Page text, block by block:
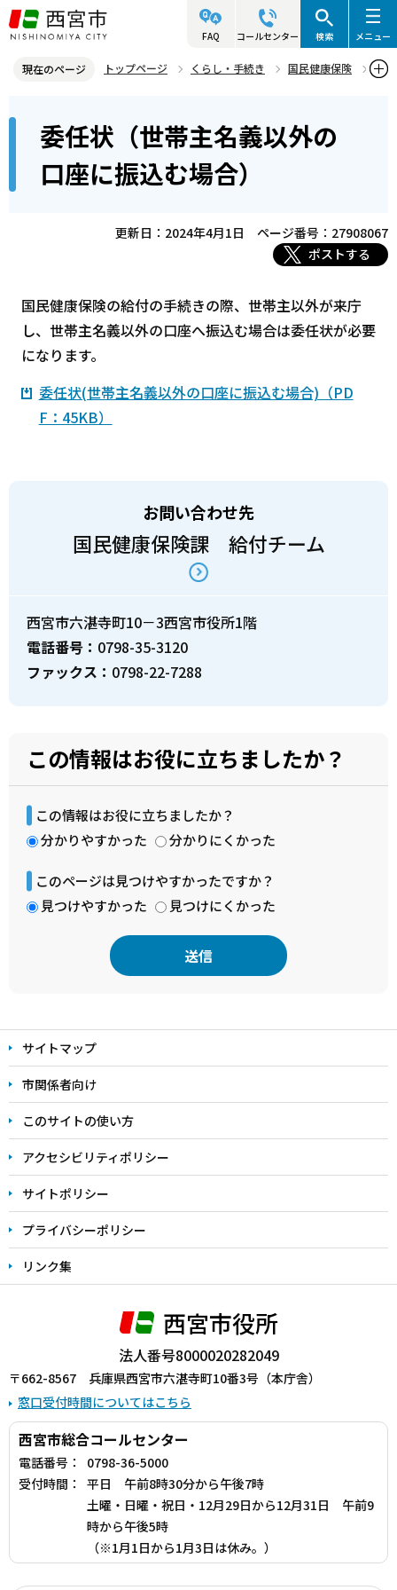
こ
の
ジ
頭
FAQ コールセンター 検索 メニュー
現在のページ トップページ くらし・手続き
国民健康保険
委任状（世帯主名義以外の口座に振込む場合）
委任状（世帯主名義以外の
口座に振込む場合）
更新日：2024年4月1日
ページ番号：27908067
ポストする
国民健康保険の給付の手続きの際、世帯主以外が来庁
し、世帯主名義以外の口座へ振込む場合は委任状が必要
になります。
委任状(世帯主名義以外の口座に振込む場合)（PD
F：45KB）
お問い合わせ先
国民健康保険課 給付チーム
西宮市六湛寺町10－3西宮市役所1階
電話番号： 0798-35-3120
ファックス： 0798-22-7288
この情報はお役に立ちましたか？
この情報はお役に立ちましたか？
分かりやすかった
分かりにくかった
このページは見つけやすかったですか？
見つけやすかった
見つけにくかった
文
こ
こ
ま
で
サイトマップ
市関係者向け
このサイトの使い方
アクセシビリティポリシー
サイトポリシー
プライバシーポリシー
リンク集
西宮市役所
法人番号8000020282049
〒662-8567 兵庫県西宮市六湛寺町10番3号（本庁舎）
窓口受付時間についてはこちら
西宮市総合コールセンター
電話番号：
0798-36-5000
受付時間：
平日 午前8時30分から午後7時
土曜・日曜・祝日・12月29日から12月31日 午前9
時から午後5時
（※1月1日から1月3日は休み。）